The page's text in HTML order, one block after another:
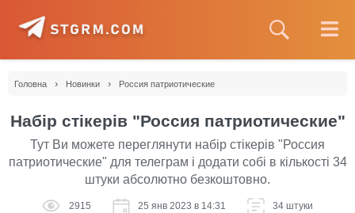
Головна › Новинки › Россия патриотические
Набір стікерів "Россия патриотические"
Тут Ви можете переглянути набір стікерів "Россия
патриотические" для телеграм і додати собі в кількості 34
штуки абсолютно безкоштовно.
2915 25 янв 2023 в 14:31 34 штуки